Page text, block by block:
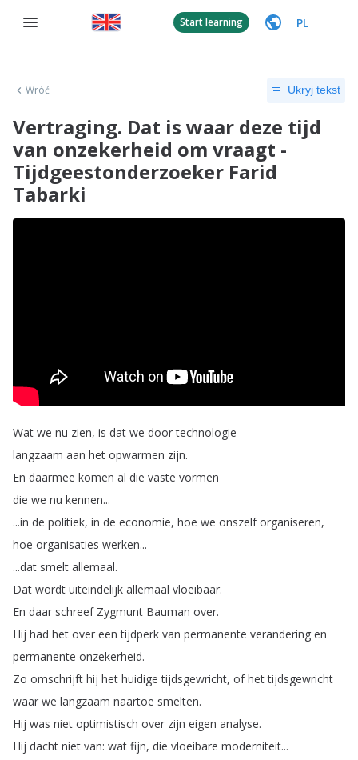
Start learning PL
Wróć Ukryj tekst
Vertraging. Dat is waar deze tijd
van onzekerheid om vraagt -
Tijdgeestonderzoeker Farid
Tabarki
Wat we nu zien, is dat we door technologie
langzaam aan het opwarmen zijn.
En daarmee komen al die vaste vormen
die we nu kennen...
...in de politiek, in de economie, hoe we onszelf organiseren,
hoe organisaties werken...
...dat smelt allemaal.
Dat wordt uiteindelijk allemaal vloeibaar.
En daar schreef Zygmunt Bauman over.
Hij had het over een tijdperk van permanente verandering en
permanente onzekerheid.
Zo omschrijft hij het huidige tijdsgewricht, of het tijdsgewricht
waar we langzaam naartoe smelten.
Hij was niet optimistisch over zijn eigen analyse.
Hij dacht niet van: wat fijn, die vloeibare moderniteit...